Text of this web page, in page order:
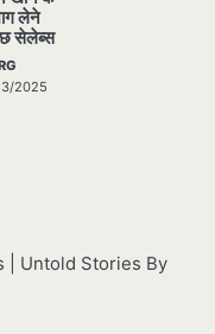
लेने
सेलेब्स
2025
| Untold Stories By